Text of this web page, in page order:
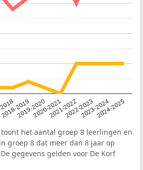
2018-20192019-20202020-20212021-20222022-20232023-20242024-2025
het aantal groep 8 leerlingen en
groep 8 dat meer dan 8 jaar op
gegevens gelden voor De Korf